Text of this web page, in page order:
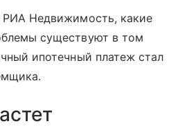
РИА Недвижимость, какие
существуют в том
ипотечный платеж стал